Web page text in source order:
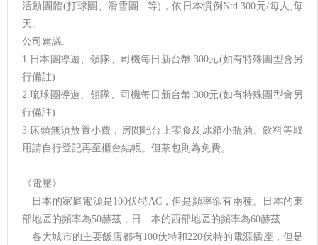
活動團體(打球團、滑雪團...等)，依日本慣例Ntd.300元/每人,每
天。
公司建議:
1.日本團導遊、領隊、司機每日新台幣:300元(如有特殊團型會另
行備註)
2.琉球團導遊、領隊、司機每日新台幣:300元(如有特殊團型會另
行備註)
3.床頭無須放置小費，房間吧台上零食及冰箱小瓶酒、飲料等取
用請自行登記再至櫃台結帳。但茶包則為免費。
《電壓》
日本的家庭電源是100伏特AC，但是頻率卻有兩種。日本的東
部地區的頻率為50赫茲，日 本的西部地區的頻率為60赫茲
各大城市的主要飯店都有100伏特和220伏特的電源插座，但是